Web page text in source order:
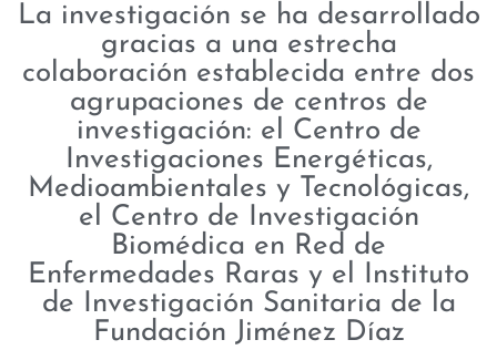
La investigación se ha desarrollado
gracias a una estrecha
colaboración establecida entre dos
agrupaciones de centros de
investigación: el Centro de
Investigaciones Energéticas,
Medioambientales y Tecnológicas,
el Centro de Investigación
Biomédica en Red de
Enfermedades Raras y el Instituto
de Investigación Sanitaria de la
Fundación Jiménez Díaz